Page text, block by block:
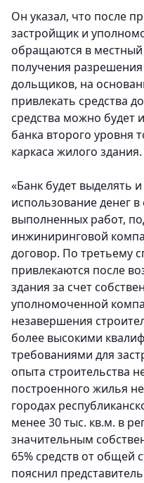
Он указал, что после
застройщик и
обращаются в
получения
дольщиков, на
привлекать средства
средства можно будет
банка второго уровня
каркаса жилого здания.
«Банк будет выделять
использование денег в
выполненных работ,
инжиниринговой
договор. По третьему
привлекаются после
здания за счет
уполномоченной
незавершения
более высокими
требованиями для
опыта строительства
построенного жилья
городах
менее 30 тыс. кв.м. в
значительным
65% средств от общей
пояснил